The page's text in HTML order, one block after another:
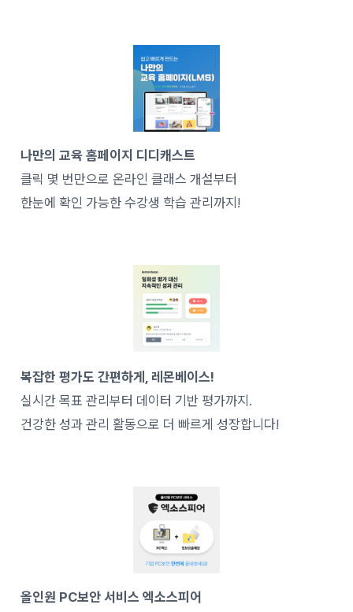
나만의 교육 홈페이지 디디캐스트
클릭 몇 번만으로 온라인 클래스 개설부터
한눈에 확인 가능한 수강생 학습 관리까지!
복잡한 평가도 간편하게, 레몬베이스!
실시간 목표 관리부터 데이터 기반 평가까지.
건강한 성과 관리 활동으로 더 빠르게 성장합니다!
올인원 PC보안 서비스 엑소스피어